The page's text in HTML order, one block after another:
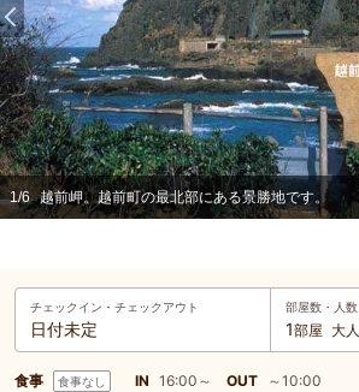
1/6 越前岬。越前町の最北部にある景勝地です。
チェックイン・ チェックアウト
日付未定
部屋数・人数
1部屋 大人
食事 食事なし IN 16:00～ OUT ～10:00